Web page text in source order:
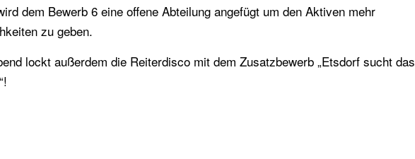
dem Bewerb 6 eine offene Abteilung angefügt um den Aktiven mehr
zu geben.
lockt außerdem die Reiterdisco mit dem Zusatzbewerb „Etsdorf sucht das